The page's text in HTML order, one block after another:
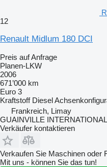
12
Renault Midlum 180 DCI
Preis auf Anfrage
Planen-LKW
2006
671’000 km
Euro 3
Kraftstoff Diesel
Frankreich, Limay
GUAINVILLE INTERNATIONAL
Verkäufer kontaktieren
Verkaufen Sie Maschinen oder
Mit uns - können Sie das tun!